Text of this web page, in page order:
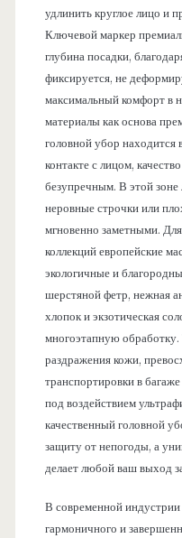
удлинить круглое лицо и
Ключевой маркер
глубина посадки,
фиксируется, не
максимальный комфорт в
материалы как основа
головной убор находится
контакте с лицом,
безупречным. В этой
неровные строчки или
мгновенно заметными.
коллекций европейские
экологичные и
шерстяной фетр, нежная
хлопок и экзотическая
многоэтапную
раздражения кожи,
транспортировки в
под воздействием
качественный головной
защиту от непогоды, а
делает любой ваш выход
В современной
гармоничного и